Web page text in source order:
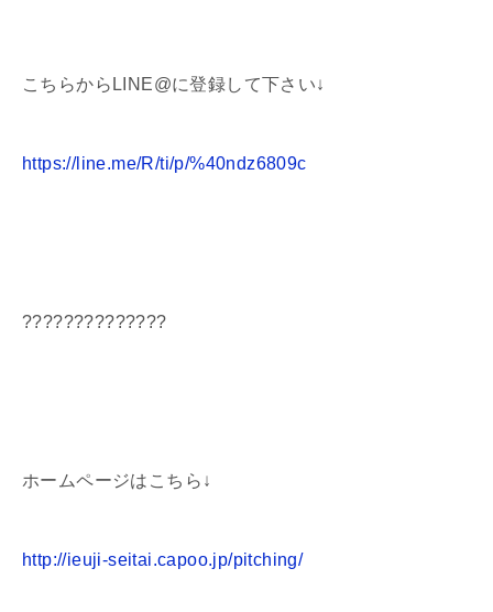
こちらからLINE@に登録して下さい↓
https://line.me/R/ti/p/%40ndz6809c
??????????????
ホームページはこちら↓
http://ieuji-seitai.capoo.jp/pitching/